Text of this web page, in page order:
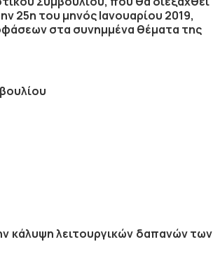
25η του μηνόςΙανουαρίου 2019,
στα συνημμένα θέματα της
κάλυψη λειτουργικών δαπανών των